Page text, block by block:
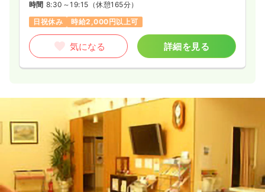
時間 8:30～19:15 （休憩165分）
日祝休み
時給2,000円以上可
気になる 詳細を見る